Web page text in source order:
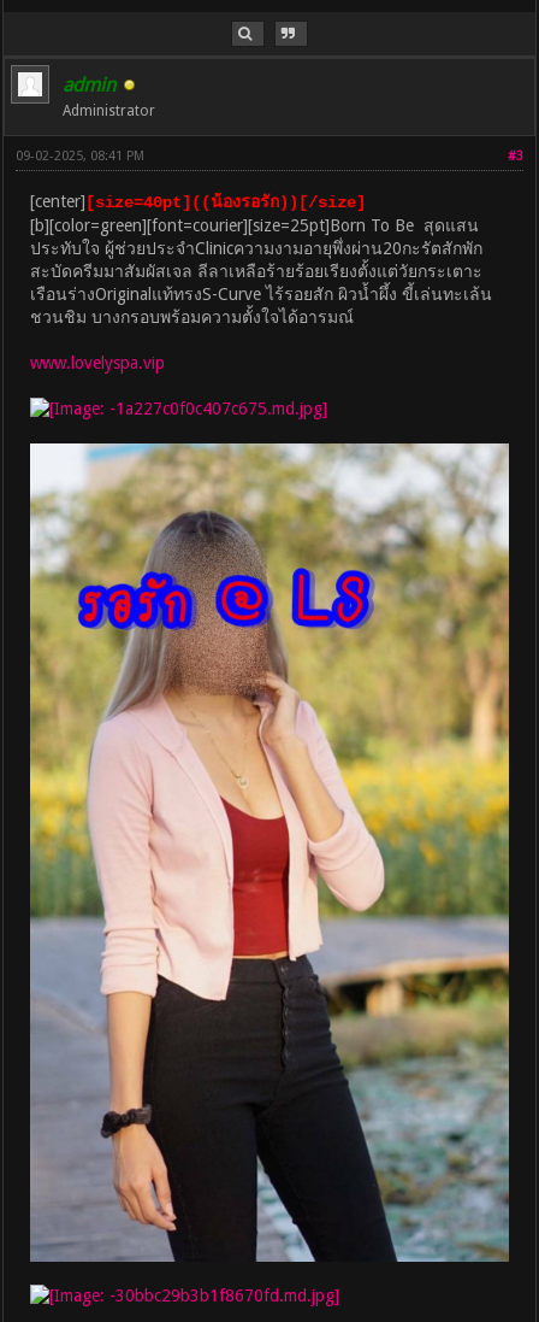
admin
Administrator
#3
09-02-2025, 08:41 PM
[center] [size=40pt]((น้องรอรัก))[/size]
[b][color=green][font=courier][size=25pt]Born To Be สุดแสน
ประทับใจ ผู้ช่วยประจำClinicความงามอายุพึ่งผ่าน20กะรัตสักพัก
สะบัดครีมมาสัมผัสเจล ลีลาเหลือร้ายร้อยเรียงตั้งแต่วัยกระเตาะ
เรือนร่างOriginalแท้ทรงS-Curve ไร้รอยสัก ผิวน้ำผึ้ง ขี้เล่นทะเล้น
ชวนชิม บางกรอบพร้อมความตั้งใจได้อารมณ์
www.lovelyspa.vip